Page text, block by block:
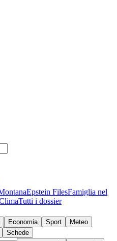
Epstein FilesFamiglia nel
Tutti i dossier
Economia Sport
Meteo
Schede